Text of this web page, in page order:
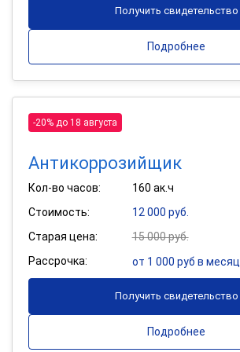
Получить свидетельство
Подробнее
-20% до 18 августа
Антикоррозийщик
Кол-во часов:
160 ак.ч
Стоимость:
12 000 руб.
Старая цена:
15 000 руб.
Рассрочка:
от 1 000 руб в месяц
Получить свидетельство
Подробнее